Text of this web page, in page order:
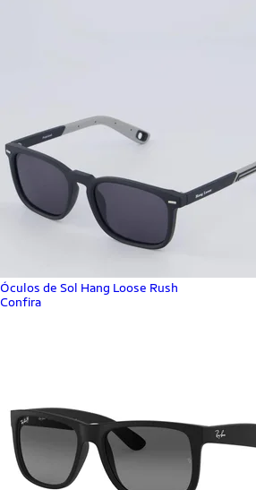
Óculos de Sol Hang Loose Rush
Confira